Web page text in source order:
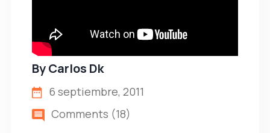
ByCarlos Dk
6 septiembre, 2011
Comments (18)